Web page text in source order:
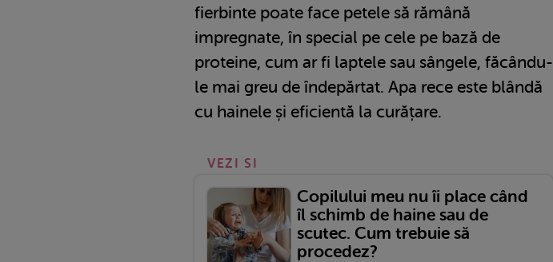
fierbinte poate face petele să rămână
impregnate, în special pe cele pe bază de
proteine, cum ar fi laptele sau sângele, făcându-
le mai greu de îndepărtat. Apa rece este blândă
cu hainele și eficientă la curățare.
VEZI SI
Copilului meu nu îi place când
îl schimb de haine sau de
scutec. Cum trebuie să
procedez?